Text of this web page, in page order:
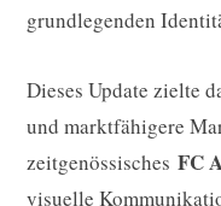
grundlegenden
Dieses Update zielte
und marktfähigere
zeitgenössisches FC
visuelle